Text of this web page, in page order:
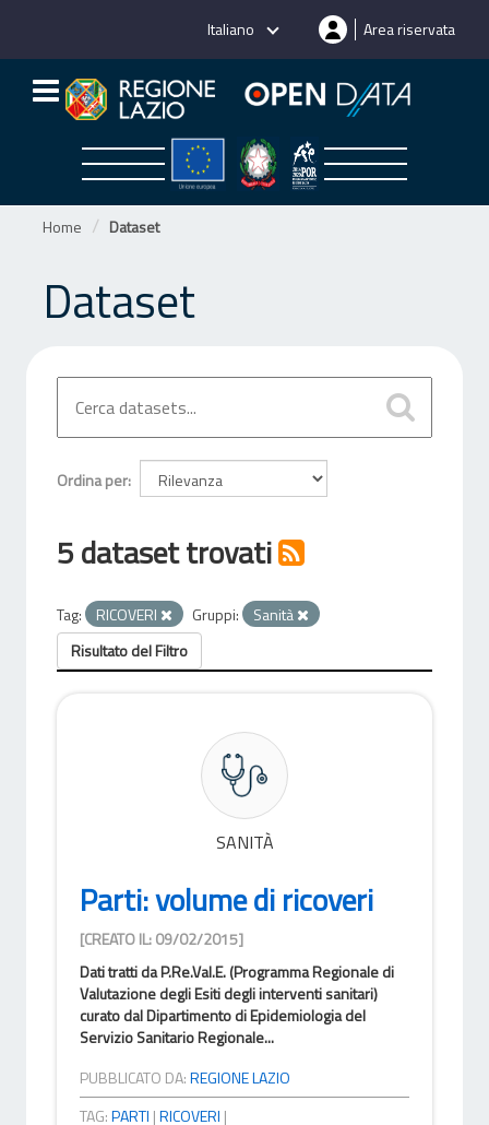
Italiano Area riservata
Home Dataset
Dataset
Ordina per
5 dataset trovati
Tag: RICOVERI Gruppi:
Sanità
Risultato del Filtro
SANITÀ
Parti: volume di ricoveri
[CREATO IL: 09/02/2015]
Dati tratti da P.Re.Val.E. (Programma Regionale di
Valutazione degli Esiti degli interventi sanitari)
curato dal Dipartimento di Epidemiologia del
Servizio Sanitario Regionale...
PUBBLICATO DA:REGIONE LAZIO
TAG:PARTI |RICOVERI |